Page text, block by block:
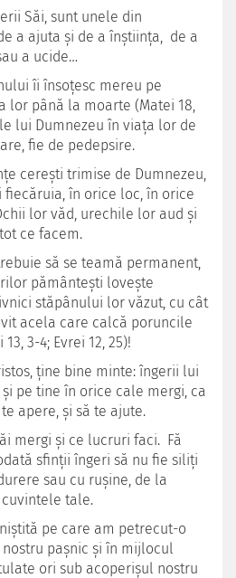
Săi, sunt unele din
a ajuta şi de a înştiinţa, de a
a ucide…
îi însoţesc mereu pe
lor până la moarte (Matei 18,
lui Dumnezeu în viaţa lor de
fie de pedepsire.
cereşti trimise de Dumnezeu,
fiecăruia, în orice loc, în orice
lor văd, urechile lor aud şi
ce facem.
să se teamă permanent,
pământeşti loveşte
stăpânului lor văzut, cu cât
acela care calcă poruncile
3-4; Evrei 12, 25)!
ţine bine minte: îngerii lui
pe tine în orice cale mergi, ca
apere, şi să te ajute.
mergi şi ce lucruri faci. Fă
sfinţii îngeri să nu fie siliţi
sau cu ruşine, de la
tale.
pe care am petrecut-o
paşnic şi în mijlocul
ori sub acoperişul nostru